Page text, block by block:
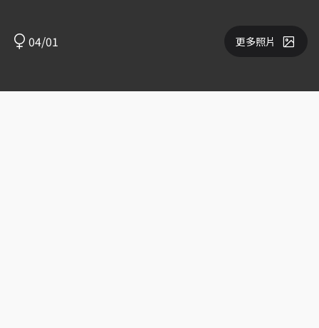
04/01 更多照片